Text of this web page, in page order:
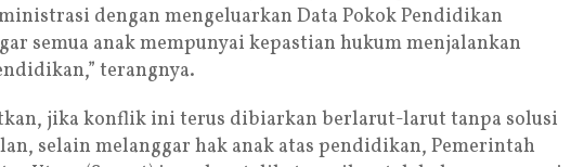
dengan mengeluarkan Data Pokok Pendidikan
semua anak mempunyai kepastian hukum menjalankan
terangnya.
jika konflik ini terus dibiarkan berlarut-larut tanpa solusi
selain melanggar hak anak atas pendidikan, Pemerintah